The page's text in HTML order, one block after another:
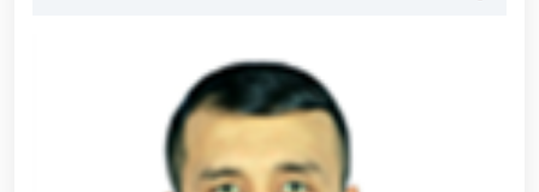
/ / Milliy gvardiya Ixtisoslashtirilgan o‘quv
markazida navbatdagi tinglovchilar uchun sertifikat
topshirish marosimi bo‘lib o‘tdi. // Milliy gvardiya
Qorabayir otchilik majmuasida “O‘zbekiston otlari”
nufuzli ko‘rgazmasi yuqori saviyada bo'lib o'tdi. //
Milliy gvardiya Jamoat xavfsizligi universitetiga